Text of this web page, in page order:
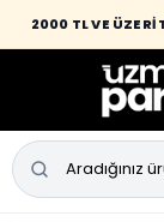
2000 TL VE ÜZERİ
Desi / hacim